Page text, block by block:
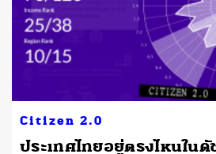
Citizen 2.0
ประเทศไทยอยู่ตรงไหนใน